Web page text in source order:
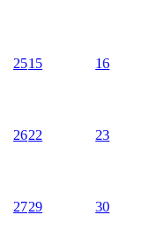
2515 16
2622 23
2729 30